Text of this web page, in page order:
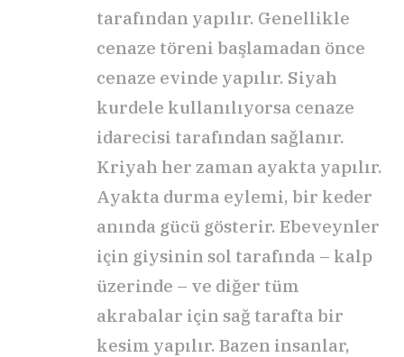
tarafından yapılır. Genellikle
cenaze töreni başlamadan önce
cenaze evinde yapılır. Siyah
kurdele kullanılıyorsa cenaze
idarecisi tarafından sağlanır.
Kriyah her zaman ayakta yapılır.
Ayakta durma eylemi, bir keder
anında gücü gösterir. Ebeveynler
için giysinin sol tarafında – kalp
üzerinde – ve diğer tüm
akrabalar için sağ tarafta bir
kesim yapılır. Bazen insanlar,